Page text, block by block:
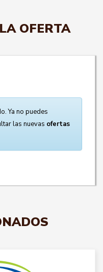
OFERTA
Ya no puedes
las nuevas ofertas